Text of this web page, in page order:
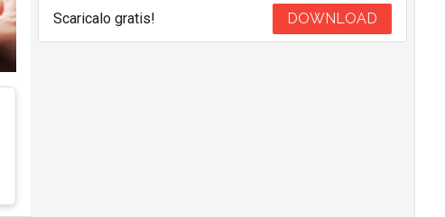
Scaricalo gratis! DOWNLOAD